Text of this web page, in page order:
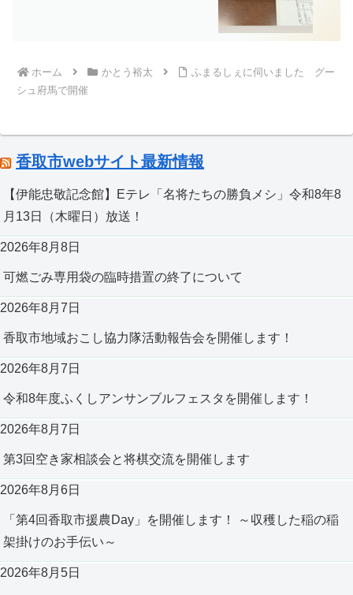
ホーム かとう裕太
ふまるしぇに伺いました グー
シュ府馬で開催
香取市webサイト最新情報
【伊能忠敬記念館】Eテレ「名将たちの勝負メシ」令和8年8
月13日（木曜日）放送！
2026年8月8日
可燃ごみ専用袋の臨時措置の終了について
2026年8月7日
香取市地域おこし協力隊活動報告会を開催します！
2026年8月7日
令和8年度ふくしアンサンブルフェスタを開催します！
2026年8月7日
第3回空き家相談会と将棋交流を開催します
2026年8月6日
「第4回香取市援農Day」を開催します！ ～収穫した稲の稲
架掛けのお手伝い～
2026年8月5日